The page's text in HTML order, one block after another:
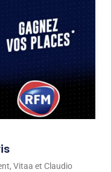
Vitaa et Claudio